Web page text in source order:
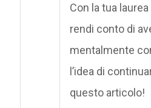
Con la tua
rendi conto di
mentalmente
l’idea di
questo articolo!